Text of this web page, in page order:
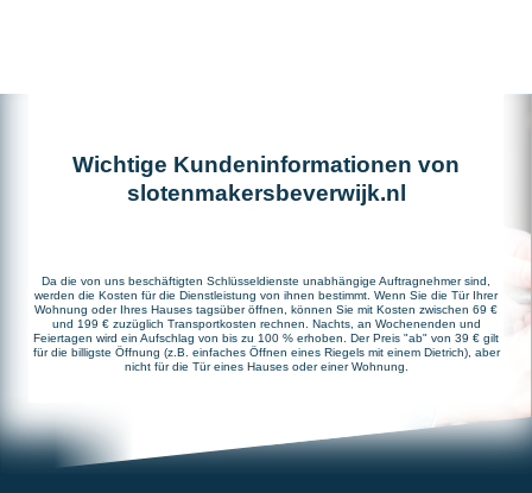
Wichtige Kundeninformationen von
slotenmakersbeverwijk.nl
Da die von uns beschäftigten Schlüsseldienste unabhängige Auftragnehmer sind,
werden die Kosten für die Dienstleistung von ihnen bestimmt. Wenn Sie die Tür Ihrer
Wohnung oder Ihres Hauses tagsüber öffnen, können Sie mit Kosten zwischen 69 €
und 199 € zuzüglich Transportkosten rechnen. Nachts, an Wochenenden und
Feiertagen wird ein Aufschlag von bis zu 100 % erhoben. Der Preis "ab" von 39 € gilt
für die billigste Öffnung (z.B. einfaches Öffnen eines Riegels mit einem Dietrich), aber
nicht für die Tür eines Hauses oder einer Wohnung.